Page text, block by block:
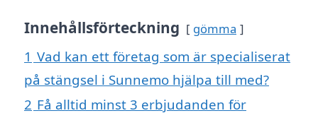
Innehållsförteckning gömma
1 Vad kan ett företag som är specialiserat
på stängsel i Sunnemo hjälpa till med?
2 Få alltid minst 3 erbjudanden för